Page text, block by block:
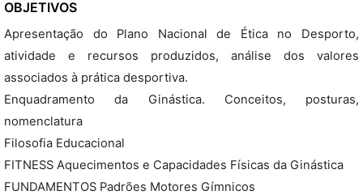
OBJETIVOS
Apresentação do Plano Nacional de Ética no Desporto,
atividade e recursos produzidos, análise dos valores
associados à prática desportiva.
Enquadramento da Ginástica. Conceitos, posturas,
nomenclatura
Filosofia Educacional
FITNESS Aquecimentos e Capacidades Físicas da Ginástica
FUNDAMENTOS Padrões Motores Gímnicos